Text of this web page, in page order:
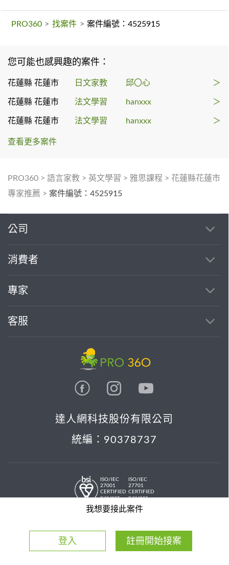
PRO360 > 找案件 > 案件編號：4525915
您可能也感興趣的案件：
花蓮縣 花蓮市 日文家教 邱〇心 ＞
花蓮縣 花蓮市 法文學習 hanxxx ＞
花蓮縣 花蓮市 法文學習 hanxxx ＞
查看更多案件
PRO360 > 語言家教 > 英文學習 > 雅思課程 > 花蓮縣花蓮市
專家推薦 > 案件編號：4525915
我想要接此案件
登入 註冊開始接案
公司
消費者
專家
客服
達人網科技股份有限公司
統編：90378737
ISO/IEC
27001
CERTIFIED
IS 814197
ISO/IEC
27701
CERTIFIED
IS 814197
© 2026 PRO36O. All rights reserved.